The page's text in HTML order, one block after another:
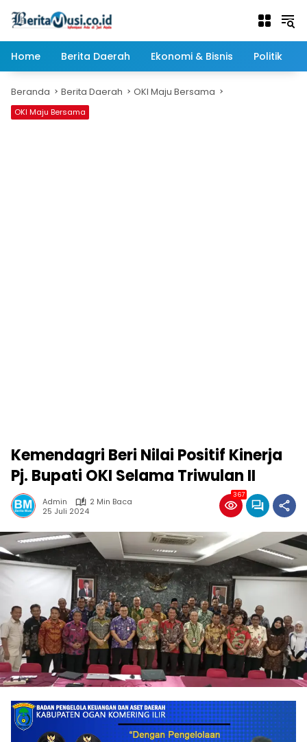
Home
Berita Daerah Ekonomi & Bisnis Politik
Beranda Berita Daerah OKI Maju Bersama
OKI Maju Bersama
Kemendagri Beri Nilai Positif Kinerja
Pj. Bupati OKI Selama Triwulan II
Admin
2 Min Baca
25 Juli 2024
367